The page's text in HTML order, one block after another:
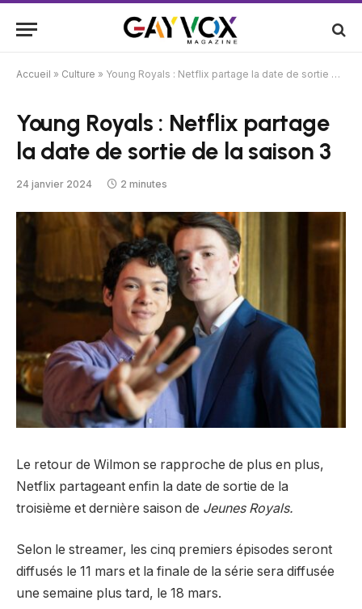
Accueil » Culture » Young Royals : Netflix partage la date de sortie de la saison 3
Young Royals : Netflix partage
la date de sortie de la saison 3
24 janvier 2024 2 minutes
Le retour de Wilmon se rapproche de plus en plus,
Netflix partageant enfin la date de sortie de la
troisième et dernière saison de Jeunes Royals.
Selon le streamer, les cinq premiers épisodes seront
diffusés le 11 mars et la finale de la série sera diffusée
une semaine plus tard, le 18 mars.